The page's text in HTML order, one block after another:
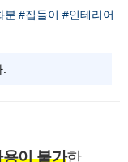
분 #집들이 #인테리어
이 불가한